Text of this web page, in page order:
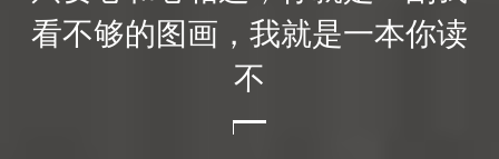
看不够的图画，我就是一本你读
不